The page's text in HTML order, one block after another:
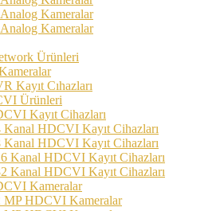
Kameralar
Kameralar
Ürünleri
Cıhazları
Ürünleri
Kayıt Cihazları
HDCVI Kayıt Cihazları
HDCVI Kayıt Cihazları
HDCVI Kayıt Cihazları
HDCVI Kayıt Cihazları
Kameralar
HDCVI Kameralar